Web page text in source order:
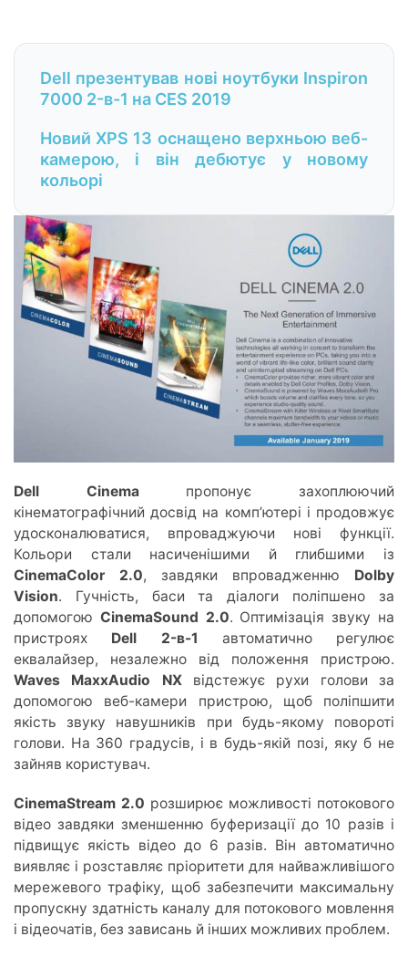
Dell презентував нові ноутбуки Inspiron
7000 2-в-1 на СES 2019
Новий XPS 13 оснащено верхньою веб-
камерою, і він дебютує у новому
кольорі
Dell Cinemaпропонує захоплюючий
кінематографічний досвід на комп’ютері і продовжує
удосконалюватися, впроваджуючи нові функції.
Кольори стали насиченішими й глибшими із
CinemaColor 2.0, завдяки впровадженню Dolby
Vision. Гучність, баси та діалоги поліпшено за
допомогою CinemaSound 2.0. Оптимізація звуку на
пристроях Dell 2-в-1 автоматично регулює
еквалайзер, незалежно від положення пристрою.
Waves MaxxAudio NXвідстежує рухи голови за
допомогою веб-камери пристрою, щоб поліпшити
якість звуку навушників при будь-якому повороті
голови. На 360 градусів, і в будь-якій позі, яку б не
зайняв користувач.
CinemaStream 2.0 розширює можливості потокового
відео завдяки зменшенню буферизації до 10 разів і
підвищує якість відео до 6 разів. Він автоматично
виявляє і розставляє пріоритети для найважливішого
мережевого трафіку, щоб забезпечити максимальну
пропускну здатність каналу для потокового мовлення
і відеочатів, без зависань й інших можливих проблем.